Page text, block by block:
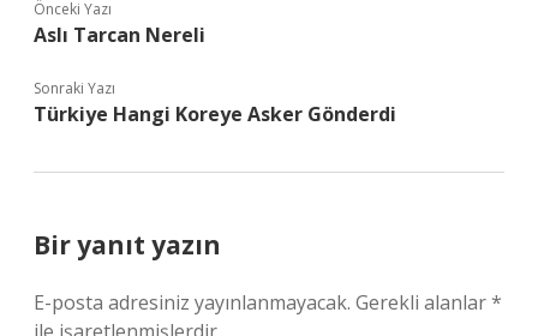
Önceki Yazı
Aslı Tarcan Nereli
Sonraki Yazı
Türkiye Hangi Koreye Asker Gönderdi
Bir yanıt yazın
E-posta adresiniz yayınlanmayacak. Gerekli alanlar*